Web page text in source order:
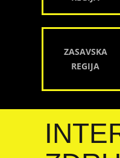
ZASAVSKA
REGIJA